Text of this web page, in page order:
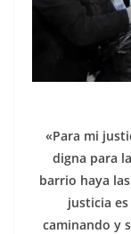
«Para mi
digna para
barrio haya
justicia
caminando y